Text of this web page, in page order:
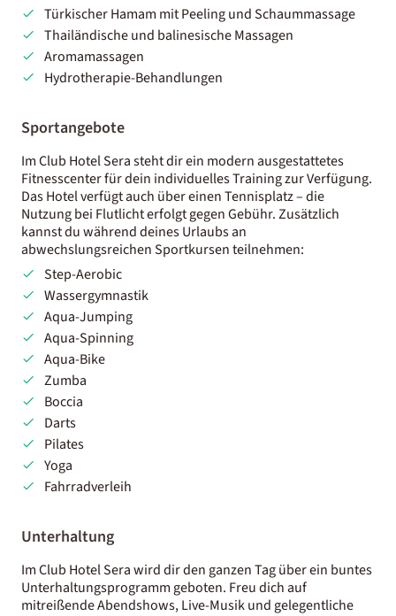
Türkischer Hamam mit Peeling und Schaummassage
Thailändische und balinesische Massagen
Aromamassagen
Hydrotherapie-Behandlungen
Sportangebote
Im Club Hotel Sera steht dir ein modern ausgestattetes
Fitnesscenter für dein individuelles Training zur Verfügung.
Das Hotel verfügt auch über einen Tennisplatz – die
Nutzung bei Flutlicht erfolgt gegen Gebühr. Zusätzlich
kannst du während deines Urlaubs an
abwechslungsreichen Sportkursen teilnehmen:
Step-Aerobic
Wassergymnastik
Aqua-Jumping
Aqua-Spinning
Aqua-Bike
Zumba
Boccia
Darts
Pilates
Yoga
Fahrradverleih
Unterhaltung
Im Club Hotel Sera wird dir den ganzen Tag über ein buntes
Unterhaltungsprogramm geboten. Freu dich auf
mitreißende Abendshows, Live-Musik und gelegentliche